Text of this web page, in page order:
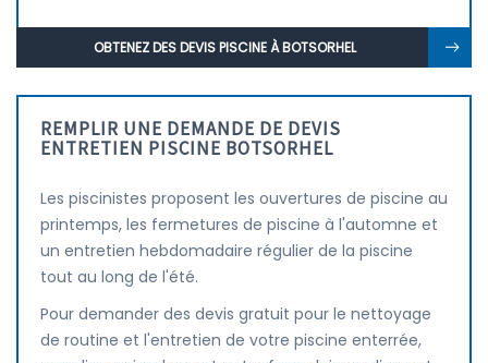
OBTENEZ DES DEVIS PISCINE À BOTSORHEL
REMPLIR UNE DEMANDE DE DEVIS
ENTRETIEN PISCINE BOTSORHEL
Les piscinistes proposent les ouvertures de piscine au
printemps, les fermetures de piscine à l'automne et
un entretien hebdomadaire régulier de la piscine
tout au long de l'été.
Pour demander des devis gratuit pour le nettoyage
de routine et l'entretien de votre piscine enterrée,